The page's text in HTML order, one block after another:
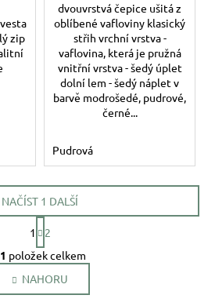
zip
dvouvrstvá čepice ušitá z
oblíbené vafloviny klasický
střih vrchní vrstva -
vaflovina, která je pružná
vnitřní vrstva - šedý úplet
dolní lem - šedý náplet v
barvě modrošedé, pudrové,
černé...
Pudrová
O
v
l
á
NAČÍST 1 DALŠÍ
S
t
r
á
n
k
1
2
položek celkem
NAHORU